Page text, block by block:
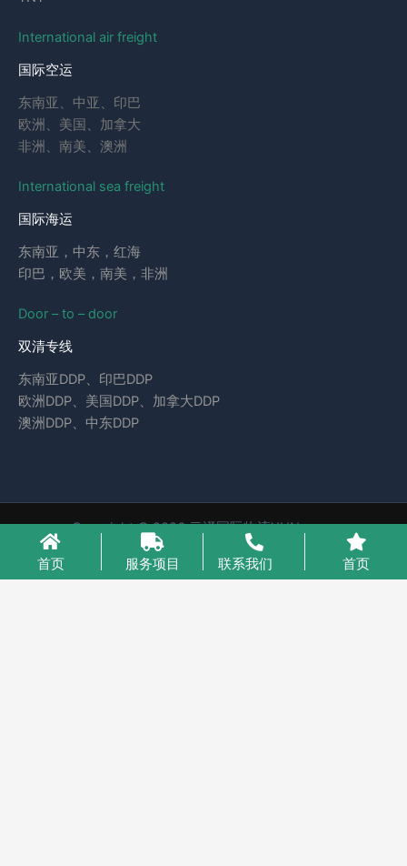
International air freight
国际空运
东南亚、中亚、印巴
欧洲、美国、加拿大
非洲、南美、澳洲
International sea freight
国际海运
东南亚，中东，红海
印巴，欧美，南美，非洲
Door – to – door
双清专线
东南亚DDP、印巴DDP
欧洲DDP、美国DDP、加拿大DDP
澳洲DDP、中东DDP
Copyright © 2026 云泽国际物流YUNcargo
粤ICP备2023046221号-1
首页 服务项目 联系我们 首页